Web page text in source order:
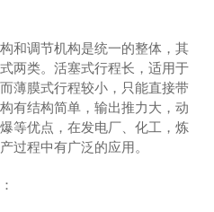
和调节机构是统一的整体，其
两类。活塞式行程长，适用于
薄膜式行程较小，只能直接带
有结构简单，输出推力大，动
等优点，在发电厂、化工，炼
过程中有广泛的应用。